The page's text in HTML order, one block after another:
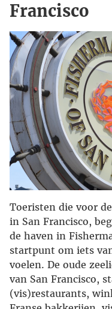
Francisco
Toeristen die voor
in San Francisco,
de haven in
startpunt om iets
voelen. De oude
van San Francisco,
(vis)restaurants,